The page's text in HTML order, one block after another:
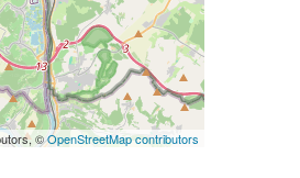
©OpenStreetMap contributors